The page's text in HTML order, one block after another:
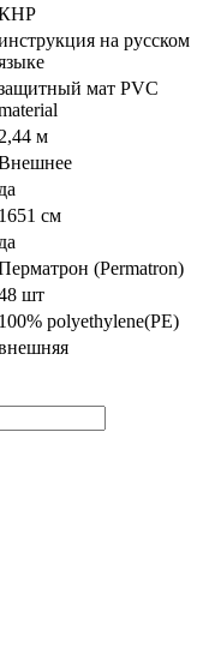
на русском
мат PVC
м
1651 см
(Permatron)
шт
100% polyethylene(PE)